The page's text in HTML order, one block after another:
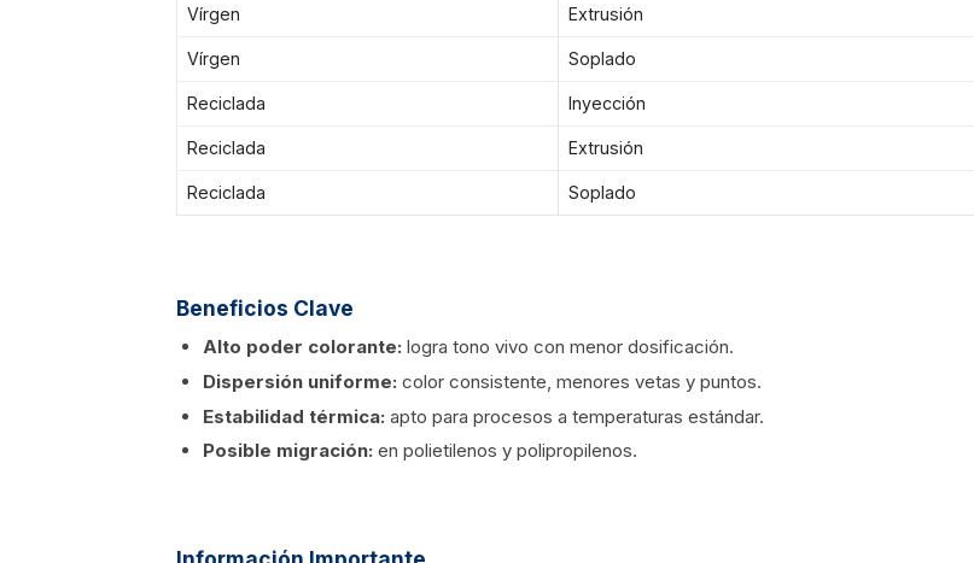
Vírgen Extrusión
Vírgen Soplado
Reciclada Inyección
Reciclada Extrusión
Reciclada Soplado
Beneficios Clave
Alto poder colorante: logra tono vivo con menor dosificación.
Dispersión uniforme: color consistente, menores vetas y puntos.
Estabilidad térmica: apto para procesos a temperaturas estándar.
Posible migración: en polietilenos y polipropilenos.